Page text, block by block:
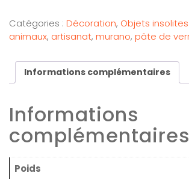
Catégories : Décoration, Objets insolites
animaux, artisanat, murano, pâte de
Informations complémentaires
Informations
complémentaires
Poids